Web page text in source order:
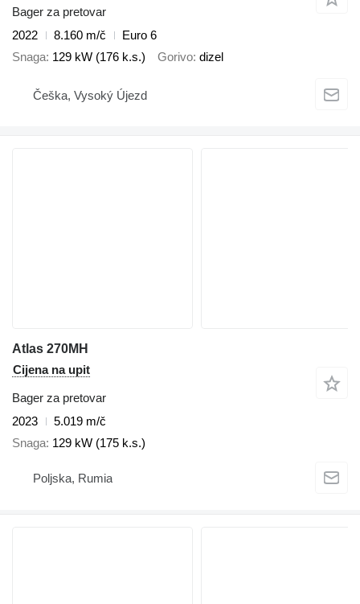
Bager za pretovar
2022
8.160 m/č
Euro 6
Snaga 129 kW (176 k.s.) Gorivo dizel
Češka, Vysoký Újezd
Atlas 270MH
Cijena na upit
Bager za pretovar
2023
5.019 m/č
Snaga 129 kW (175 k.s.)
Poljska, Rumia